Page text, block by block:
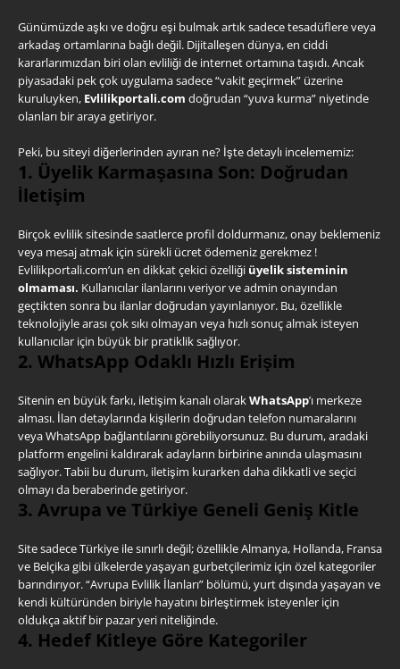
Günümüzde aşkı ve doğru eşi bulmak artık sadece tesadüflere veya
arkadaş ortamlarına bağlı değil. Dijitalleşen dünya, en ciddi
kararlarımızdan biri olan evliliği de internet ortamına taşıdı. Ancak
piyasadaki pek çok uygulama sadece “vakit geçirmek” üzerine
kuruluyken, Evlilikportali.com doğrudan “yuva kurma” niyetinde
olanları bir araya getiriyor.
Peki, bu siteyi diğerlerinden ayıran ne? İşte detaylı incelememiz:
1. Üyelik Karmaşasına Son: Doğrudan
İletişim
Birçok evlilik sitesinde saatlerce profil doldurmanız, onay beklemeniz
veya mesaj atmak için sürekli ücret ödemeniz gerekmez !
Evlilikportali.com’un en dikkat çekici özelliği üyelik sisteminin
olmaması. Kullanıcılar ilanlarını veriyor ve admin onayından
geçtikten sonra bu ilanlar doğrudan yayınlanıyor. Bu, özellikle
teknolojiyle arası çok sıkı olmayan veya hızlı sonuç almak isteyen
kullanıcılar için büyük bir pratiklik sağlıyor.
2. WhatsApp Odaklı Hızlı Erişim
Sitenin en büyük farkı, iletişim kanalı olarakWhatsApp’ı merkeze
alması. İlan detaylarında kişilerin doğrudan telefon numaralarını
veya WhatsApp bağlantılarını görebiliyorsunuz. Bu durum, aradaki
platform engelini kaldırarak adayların birbirine anında ulaşmasını
sağlıyor. Tabii bu durum, iletişim kurarken daha dikkatli ve seçici
olmayı da beraberinde getiriyor.
3. Avrupa ve Türkiye Geneli Geniş Kitle
Site sadece Türkiye ile sınırlı değil; özellikle Almanya, Hollanda, Fransa
ve Belçika gibi ülkelerde yaşayan gurbetçilerimiz için özel kategoriler
barındırıyor. “Avrupa Evlilik İlanları” bölümü, yurt dışında yaşayan ve
kendi kültüründen biriyle hayatını birleştirmek isteyenler için
oldukça aktif bir pazar yeri niteliğinde.
4. Hedef Kitleye Göre Kategoriler